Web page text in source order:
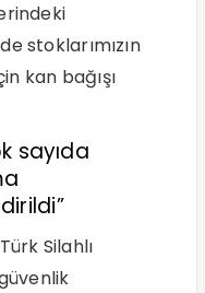
stoklarımızın
kan bağışı
sayıda
Silahlı